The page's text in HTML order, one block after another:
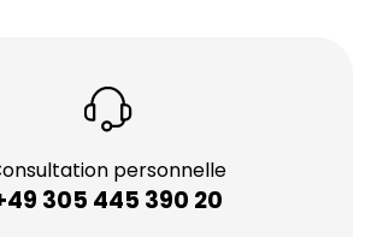
personnelle
305 445 390 20